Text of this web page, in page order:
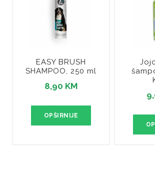
EASY BRUSH
SHAMPOO, 250 ml
8,90 KM
OPŠIRNIJE